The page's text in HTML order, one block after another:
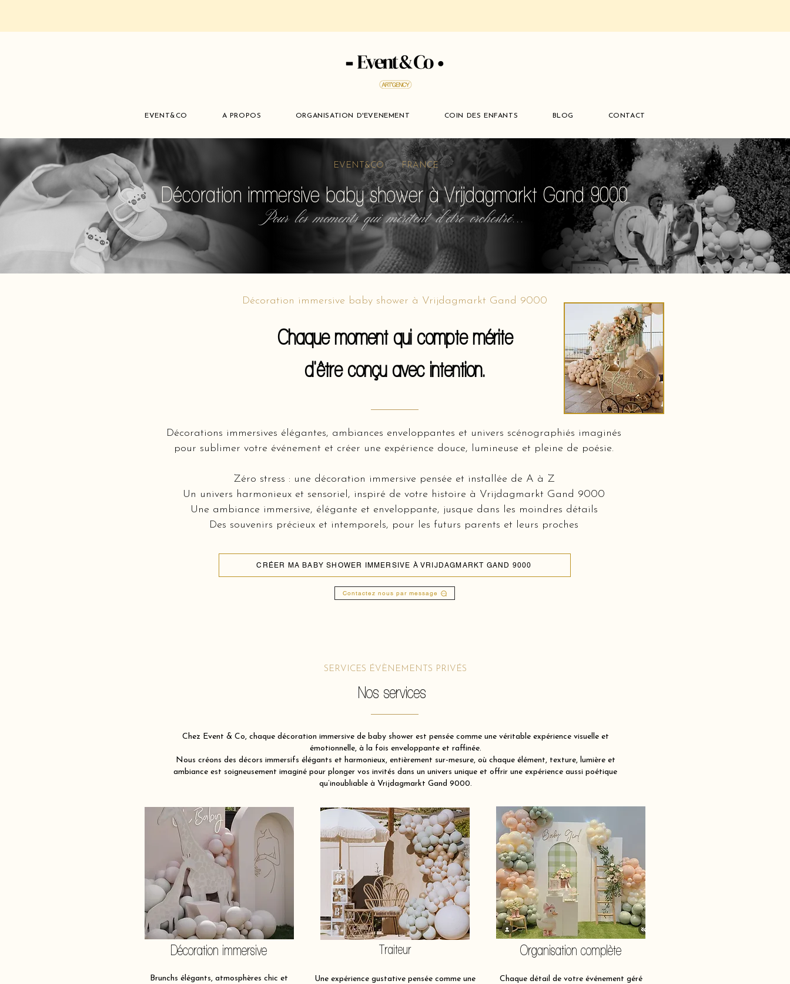
EVENT&CO A PROPOS ORGANISATION D'EVENEMENT COIN DES ENFANTS BLOG CONTACT
EVENT&CO FRANCE
Décoration immersive baby shower à Vrijdagmarkt Gand 9000
Pour les moments qui méritent d'etre orchestré...
Décoration immersive baby shower à Vrijdagmarkt Gand 9000
Chaque moment qui compte mérite
d'être conçu avec intention.
Décorations immersives élégantes, ambiances enveloppantes et univers scénographiés imaginés
pour sublimer votre événement et créer une expérience douce, lumineuse et pleine de poésie.
Zéro stress : une décoration immersive pensée et installée de A à Z
Un univers harmonieux et sensoriel, inspiré de votre histoire à Vrijdagmarkt Gand 9000
Une ambiance immersive, élégante et enveloppante, jusque dans les moindres détails
Des souvenirs précieux et intemporels, pour les futurs parents et leurs proches
CRÉER MA BABY SHOWER IMMERSIVE À VRIJDAGMARKT GAND 9000
Contactez nous par message
SERVICES ÉVÈNEMENTS PRIVÉS
Nos services
Chez Event & Co, chaque décoration immersive de baby shower est pensée comme une véritable expérience visuelle et
émotionnelle, à la fois enveloppante et raffinée.
Nous créons des décors immersifs élégants et harmonieux, entièrement sur-mesure, où chaque élément, texture, lumière et
ambiance est soigneusement imaginé pour plonger vos invités dans un univers unique et offrir une expérience aussi poétique
qu’inoubliable à Vrijdagmarkt Gand 9000.
Décoration immersive
Brunchs élégants, atmosphères chic et
Traiteur
Une expérience gustative pensée comme une
Organisation complète
Chaque détail de votre événement géré